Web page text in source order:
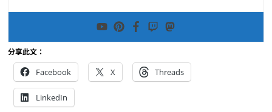
分享此文：
Facebook X Threads
LinkedIn